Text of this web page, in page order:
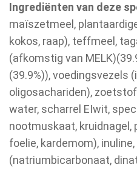
Ingrediënten van deze
maïszetmeel,
kokos, raap), teffmeel,
(afkomstig van
(39.9%)), voedingsvezels
oligosachariden),
water, scharrel EIwit,
nootmuskaat, kruidnagel,
foelie, kardemom),
(natriumbicarbonaat,